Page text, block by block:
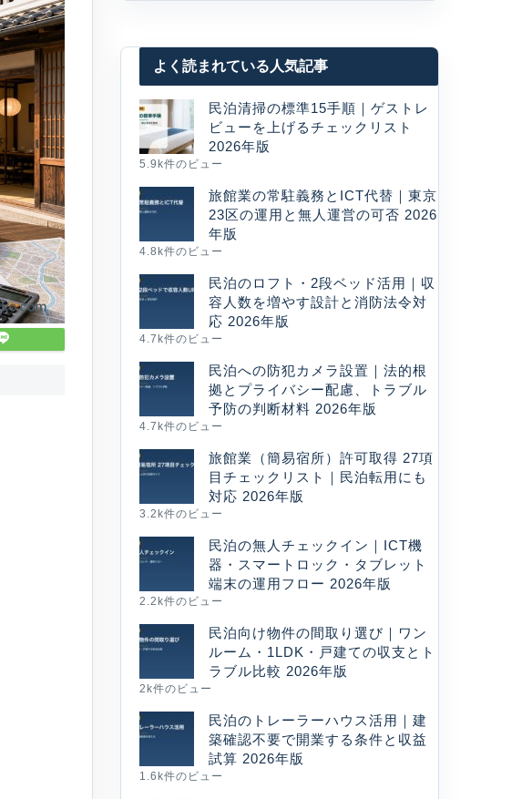
よく読まれている人気記事
民泊清掃の標準15手順｜ゲストレ
ビューを上げるチェックリスト
2026年版
5.9k件のビュー
旅館業の常駐義務とICT代替｜東京
23区の運用と無人運営の可否 2026
年版
4.8k件のビュー
民泊のロフト・2段ベッド活用｜収
容人数を増やす設計と消防法令対
応 2026年版
4.7k件のビュー
民泊への防犯カメラ設置｜法的根
拠とプライバシー配慮、トラブル
予防の判断材料 2026年版
4.7k件のビュー
旅館業（簡易宿所）許可取得 27項
目チェックリスト｜民泊転用にも
対応 2026年版
3.2k件のビュー
民泊の無人チェックイン｜ICT機
器・スマートロック・タブレット
端末の運用フロー 2026年版
2.2k件のビュー
民泊向け物件の間取り選び｜ワン
ルーム・1LDK・戸建ての収支とト
ラブル比較 2026年版
2k件のビュー
民泊のトレーラーハウス活用｜建
築確認不要で開業する条件と収益
試算 2026年版
1.6k件のビュー